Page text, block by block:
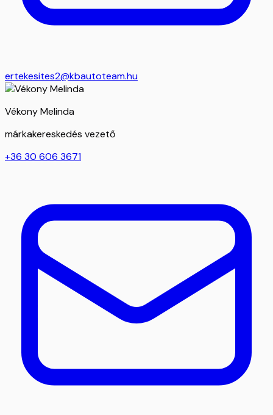
ertekesites2@kbautoteam.hu
Vékony Melinda
márkakereskedés vezető
+36 30 606 3671